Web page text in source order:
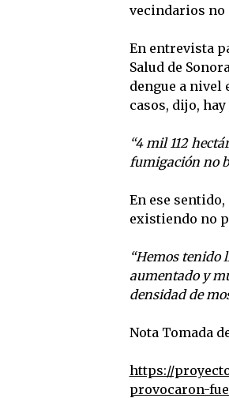
vecindarios no
En entrevista
Salud de
dengue a nivel
casos, dijo,
“4 mil 112
fumigación no
En ese
existiendo no
“Hemos tenido
aumentado y
densidad de
Nota Tomada
https://
provocaron-